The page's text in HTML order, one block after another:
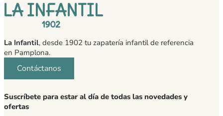
La Infantil, desde 1902 tu zapatería infantil de referencia
en Pamplona.
Contáctanos
Suscríbete para estar al día de todas las novedades y
ofertas